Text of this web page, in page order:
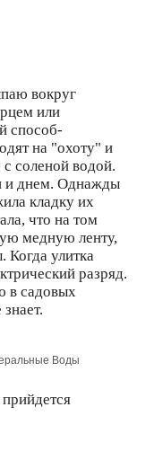
вокруг
или
способ-
на "охоту" и
соленой водой.
и днем. Однажды
кладку их
что на том
медную ленту,
Когда улитка
разряд.
в садовых
Воды